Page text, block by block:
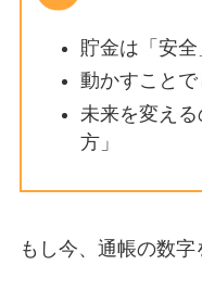
貯金は「安全
動かすこと
未来を変え
方」
もし今、通帳の数